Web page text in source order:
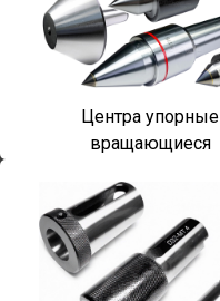
Центра упорные
вращающиеся